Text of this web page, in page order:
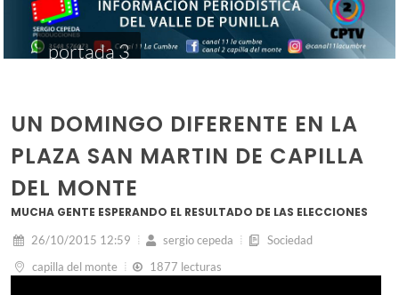
portada 3
UN DOMINGO DIFERENTE EN LA
PLAZA SAN MARTIN DE CAPILLA
DEL MONTE
MUCHA GENTE ESPERANDO EL RESULTADO DE LAS ELECCIONES
26/10/2015 12:59 sergio cepeda
Sociedad
capilla del monte
1877 lecturas